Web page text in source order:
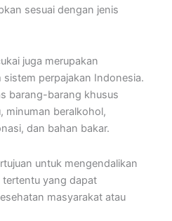
sesuai dengan jenis
juga merupakan
perpajakan Indonesia.
barang-barang khusus
minuman beralkohol,
dan bahan bakar.
untuk mengendalikan
yang dapat
masyarakat atau